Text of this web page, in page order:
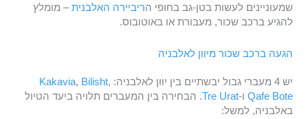
שמעוניינים לעשות בטן-גב בחופי הריביירה האלבנית– מומלץ
להגיע ברכב שכור, מעבורת או באוטובוס.
הגעה ברכב שכור מיוון לאלבניה
יש 4 מעברי גבול יבשתיים בין יוון לאלבניה: Kakavia, Bilisht,
Qafe Bote ו-Tre Urat. הבחירה בין המעברים תלויה ביעד הטיול
באלבניה, למשל: